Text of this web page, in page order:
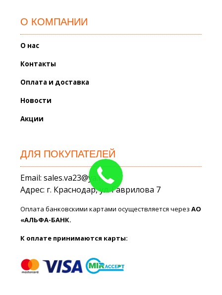
О КОМПАНИИ
О нас
Контакты
Оплата и доставка
Новости
Акции
ДЛЯ ПОКУПАТЕЛЕЙ
Email: sales.va23@ya.ru
Адрес: г. Краснодар, ул. Гаврилова 7
Оплата банковскими картами осуществляется черезАО
«АЛЬФА-БАНК.
К оплате принимаются карты: